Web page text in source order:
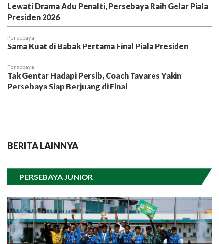
Lewati Drama Adu Penalti, Persebaya Raih Gelar Piala
Presiden 2026
Persebaya
Sama Kuat di Babak Pertama Final Piala Presiden
Persebaya
Tak Gentar Hadapi Persib, Coach Tavares Yakin
Persebaya Siap Berjuang di Final
BERITA LAINNYA
PERSEBAYA JUNIOR